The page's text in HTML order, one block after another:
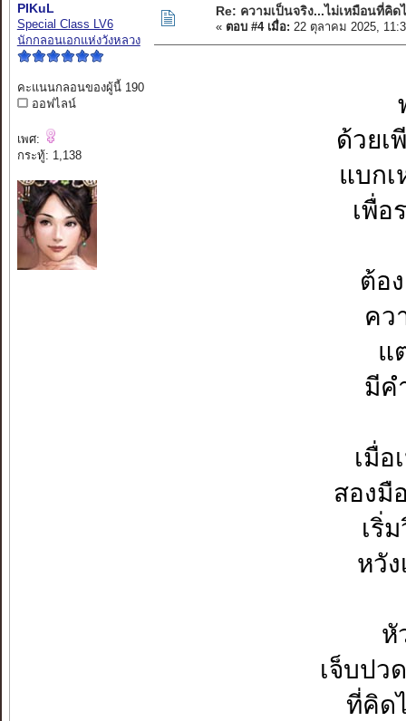
PIKuL
Special Class LV6
นักกลอนเอกแห่งวังหลวง
คะแนนกลอนของผู้นี้ 190
ออฟไลน์
เพศ:
กระทู้: 1,138
Re: ความเป็นจริง...ไม่เหมือนที่คิด
« ตอบ #4 เมื่อ: 22 ตุลาคม 2025,
ด้วยเ
แบก
เพื่อ
ต้อ
คว
แ
มีค
เมื่อ
สองมื
เริ่
หวั
หั
เจ็บปว
ที่คิด